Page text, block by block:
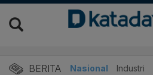
BERITA Nasional Industri